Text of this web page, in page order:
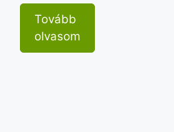
Tovább
olvasom